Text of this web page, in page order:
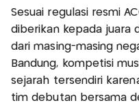
Sesuai regulasi resmi
diberikan kepada juara
dari masing-masing
Bandung, kompetisi
sejarah tersendiri
tim debutan bersama